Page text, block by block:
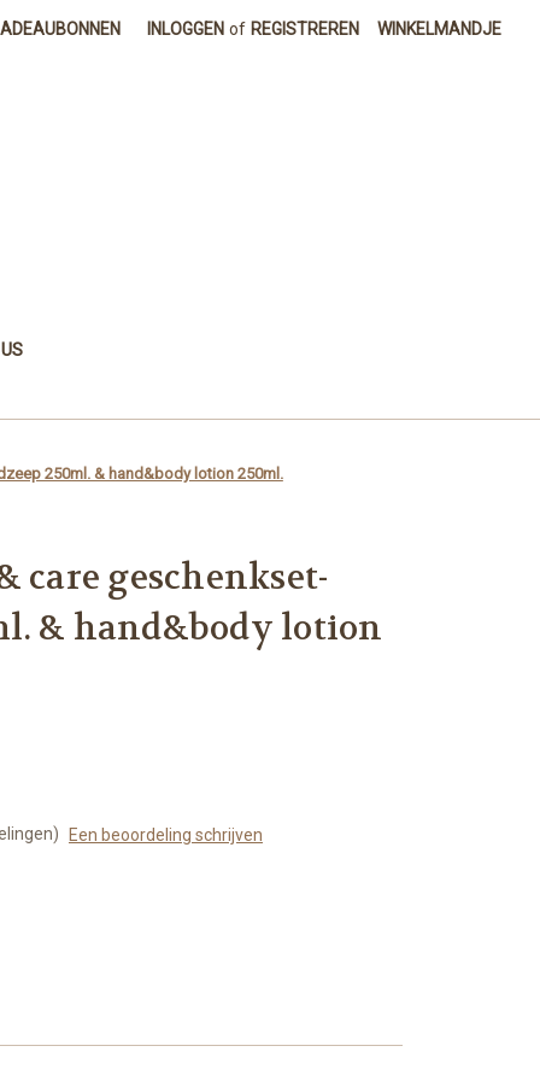
INLOGGEN of REGISTREREN WINKELMANDJE
250ml. & hand&body lotion 250ml.
care geschenkset-
& hand&body lotion
Een beoordeling schrijven